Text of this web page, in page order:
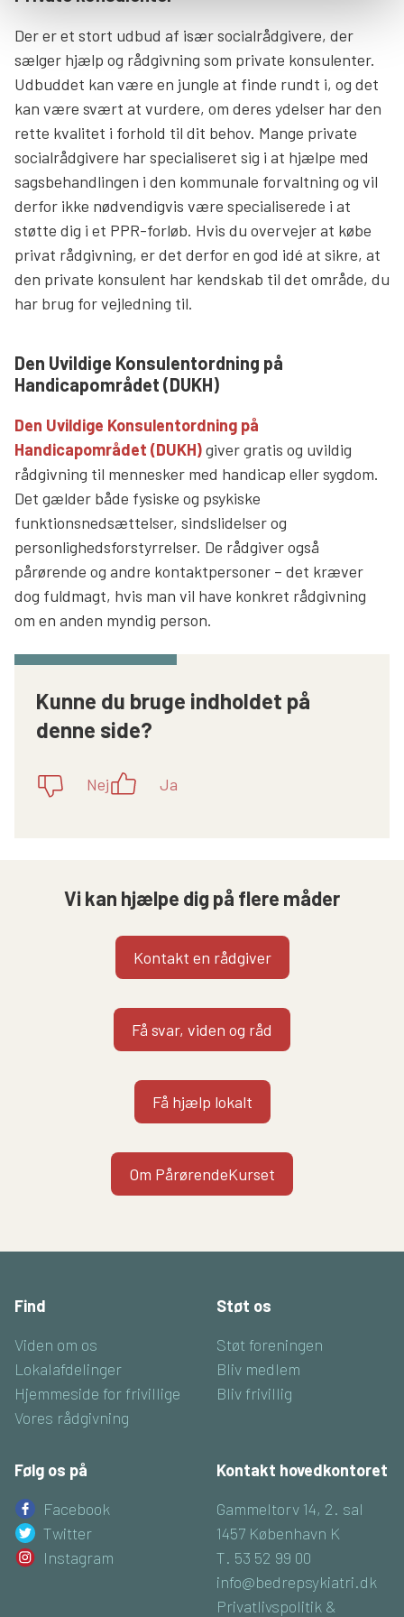
Der er et stort udbud af især socialrådgivere, der
sælger hjælp og rådgivning som private konsulenter.
Udbuddet kan være en jungle at finde rundt i, og det
kan være svært at vurdere, om deres ydelser har den
rette kvalitet i forhold til dit behov. Mange private
socialrådgivere har specialiseret sig i at hjælpe med
sagsbehandlingen i den kommunale forvaltning og vil
derfor ikke nødvendigvis være specialiserede i at
støtte dig i et PPR-forløb. Hvis du overvejer at købe
privat rådgivning, er det derfor en god idé at sikre, at
den private konsulent har kendskab til det område, du
har brug for vejledning til.
Den Uvildige Konsulentordning på
Handicapområdet (DUKH)
Den Uvildige Konsulentordning på
Handicapområdet (DUKH)giver gratis og uvildig
rådgivning til mennesker med handicap eller sygdom.
Det gælder både fysiske og psykiske
funktionsnedsættelser, sindslidelser og
personlighedsforstyrrelser. De rådgiver også
pårørende og andre kontaktpersoner – det kræver
dog fuldmagt, hvis man vil have konkret rådgivning
om en anden myndig person.
Kunne du bruge indholdet på
denne side?
Nej Ja
Vi kan hjælpe dig på flere måder
Kontakt en rådgiver
Få svar, viden og råd
Få hjælp lokalt
Om PårørendeKurset
Find
Viden om os
Lokalafdelinger
Hjemmeside for frivillige
Vores rådgivning
Støt os
Støt foreningen
Bliv medlem
Bliv frivillig
Følg os på
Facebook
Twitter
Instagram
Kontakt hovedkontoret
Gammeltorv 14, 2. sal
1457 København K
T. 53 52 99 00
info@bedrepsykiatri.dk
Privatlivspolitik &